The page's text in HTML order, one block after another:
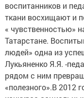
воспитанников и
ткани восхищают и
« чувственностью»
Татарстане.
людей» одна из
Лукьяненко Я.Я. -
рядом с ним
«полезного».В 2012